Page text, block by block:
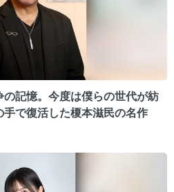
記憶。今度は僕らの世代が紡
で復活した榎本滋民の名作